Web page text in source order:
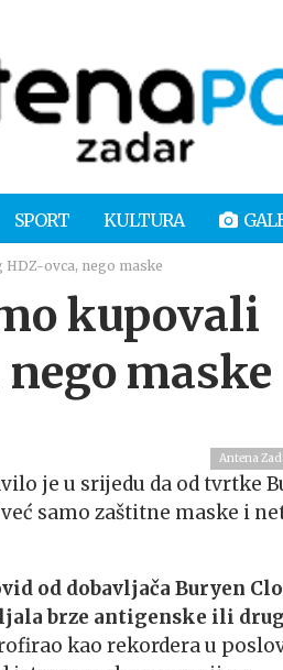
SPORT KULTURA
ovca, nego maske
kupovali
maske
Antena
je u srijedu da od tvrtke
samo zaštitne maske i
od dobavljača Buryen
brze antigenske ili
kao rekordera u